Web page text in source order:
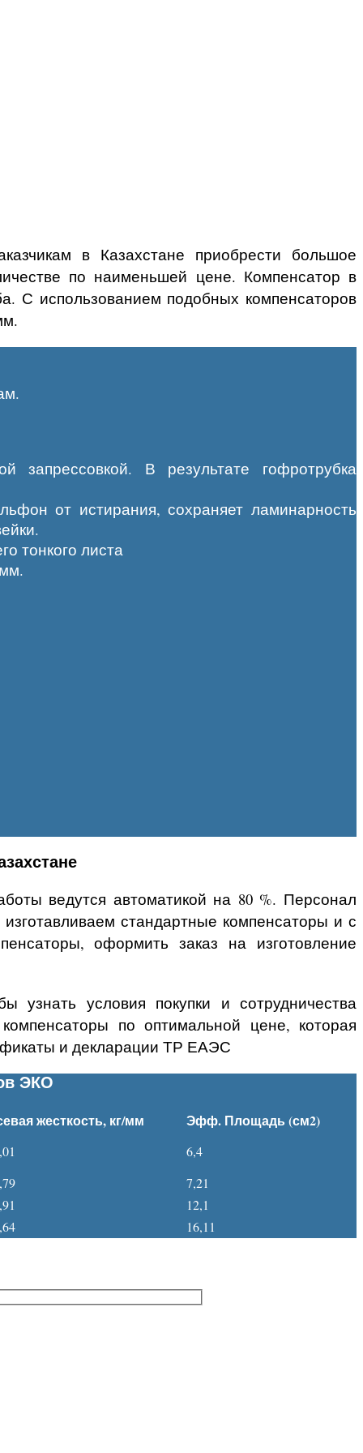
в Казахстане приобрести большое
по наименьшей цене. Компенсатор в
С использованием подобных компенсаторов
В результате гофротрубка
от истирания, сохраняет ламинарность
тонкого листа
ведутся автоматикой на 80 %. Персонал
стандартные компенсаторы и с
оформить заказ на изготовление
условия покупки и сотрудничества
по оптимальной цене, которая
и декларации ТР ЕАЭС
ЭКО
жесткость, кг/мм
Эфф. Площадь (см2)
6,4
7,21
12,1
16,11